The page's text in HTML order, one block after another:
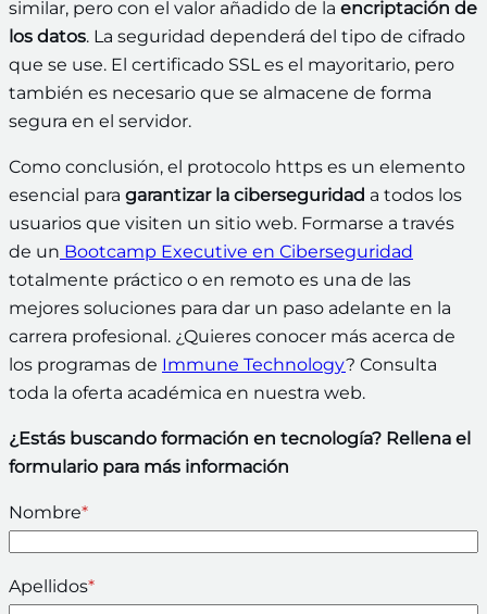
similar, pero con el valor añadido de la encriptación de
los datos. La seguridad dependerá del tipo de cifrado
que se use. El certificado SSL es el mayoritario, pero
también es necesario que se almacene de forma
segura en el servidor.
Como conclusión, el protocolo https es un elemento
esencial para garantizar la ciberseguridad a todos los
usuarios que visiten un sitio web. Formarse a través
de un Bootcamp Executive en Ciberseguridad
totalmente práctico o en remoto es una de las
mejores soluciones para dar un paso adelante en la
carrera profesional. ¿Quieres conocer más acerca de
los programas de Immune Technology? Consulta
toda la oferta académica en nuestra web.
¿Estás buscando formación en tecnología? Rellena el
formulario para más información
Nombre*
Apellidos*